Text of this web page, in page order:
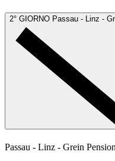
2° GIORNO Passau - Linz -
Passau - Linz - Grein